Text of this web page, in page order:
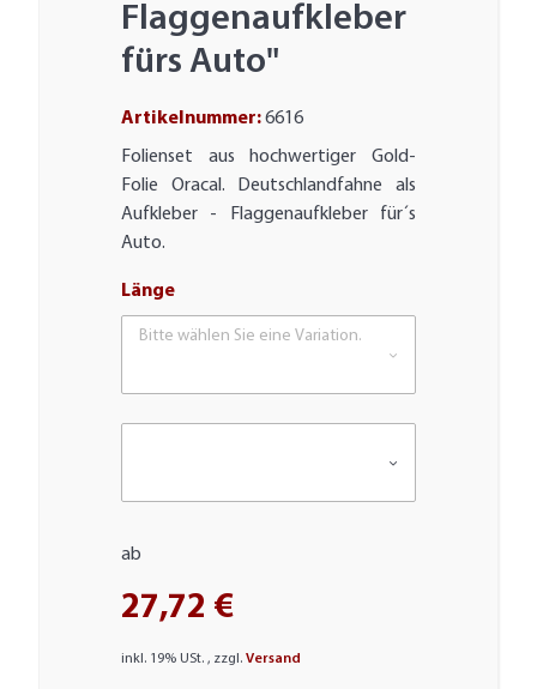
Flaggenaufkleber
fürs Auto"
Artikelnummer:6616
Folienset aus hochwertiger Gold-
Folie Oracal. Deutschlandfahne als
Aufkleber - Flaggenaufkleber für´s
Auto.
Länge
Bitte wählen Sie eine Variation.
ab
27,72 €
inkl. 19% USt. , zzgl.Versand